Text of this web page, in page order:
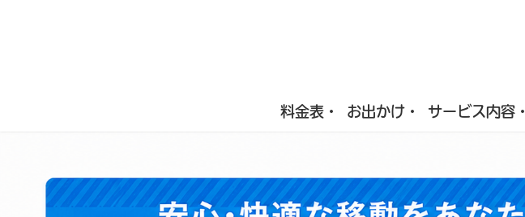
料金表・ お出かけ・ サービス内容・